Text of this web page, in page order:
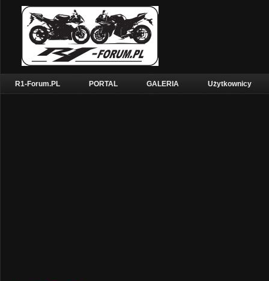
R1-Forum.PL PORTAL GALERIA Użytkownicy